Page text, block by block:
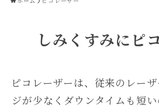
しみくすみにピ
ピコレーザーは、従来のレー
ジが少なくダウンタイムも短